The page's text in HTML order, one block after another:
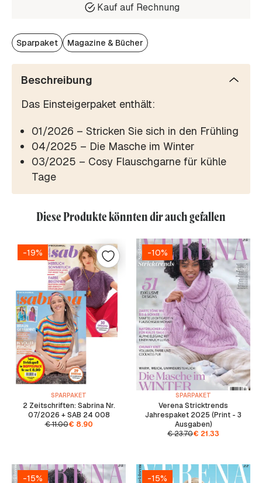
Kauf auf Rechnung
Sparpaket Magazine & Bücher
Beschreibung
Das Einsteigerpaket enthält:
01/2026 – Stricken Sie sich in den Frühling
04/2025 – Die Masche im Winter
03/2025 – Cosy Flauschgarne für kühle
Tage
Diese Produkte könnten dir auch gefallen
-19%
SPARPAKET
2 Zeitschriften: Sabrina Nr.
07/2026 + SAB 24 008
€11.00€ 8.90
-10%
SPARPAKET
Verena Stricktrends
Jahrespaket 2025 (Print - 3
Ausgaben)
€23.70€ 21.33
-15% -15%